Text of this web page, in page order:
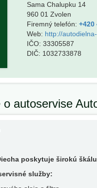
Sama Chalupku 14
960 01 Zvolen
Firemný telefón: +420
Web: http://
IČO: 33305587
DIČ: 1032733878
o autoservise
poskytuje širokú
služby: